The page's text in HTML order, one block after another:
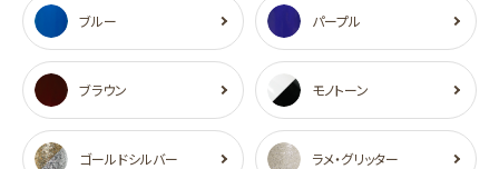
ブルー パープル
ブラウン モノトーン
ゴールドシルバー ラメ・グリッター